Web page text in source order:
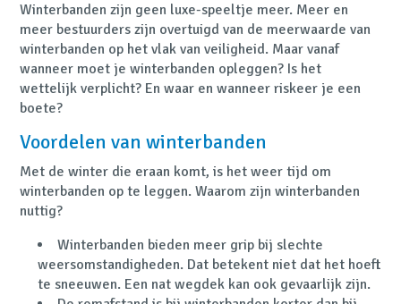
Winterbanden zijn geen luxe-speeltje meer. Meer en
meer bestuurders zijn overtuigd van de meerwaarde van
winterbanden op het vlak van veiligheid. Maar vanaf
wanneer moet je winterbanden opleggen? Is het
wettelijk verplicht? En waar en wanneer riskeer je een
boete?
Voordelen van winterbanden
Met de winter die eraan komt, is het weer tijd om
winterbanden op te leggen. Waarom zijn winterbanden
nuttig?
Winterbanden bieden meer grip bij slechte
weersomstandigheden. Dat betekent niet dat het hoeft
te sneeuwen. Een nat wegdek kan ook gevaarlijk zijn.